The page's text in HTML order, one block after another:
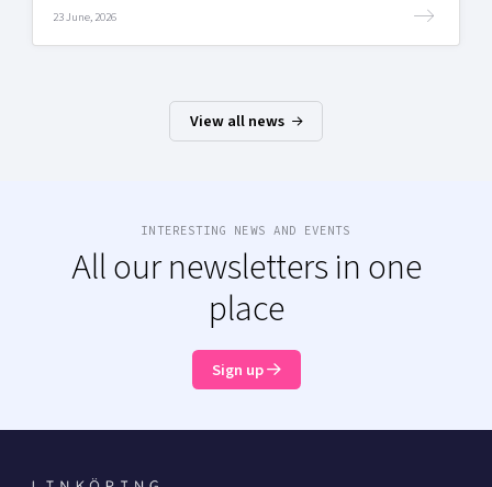
23 June, 2026
View all news
INTERESTING NEWS AND EVENTS
All our newsletters in one
place
Sign up